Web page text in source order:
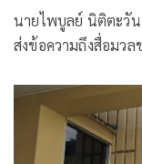
นายไพบูลย์ นิติตะวัน
ส่งข้อความถึงสื่อมวล